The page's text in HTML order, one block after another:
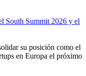
South Summit 2026 y el
su posición como el
en Europa el próximo